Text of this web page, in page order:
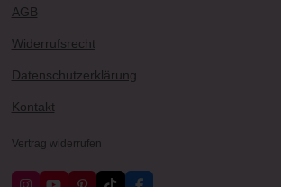
AGB
Widerrufsrecht
Datenschutzerklärung
Kontakt
Vertrag widerrufen